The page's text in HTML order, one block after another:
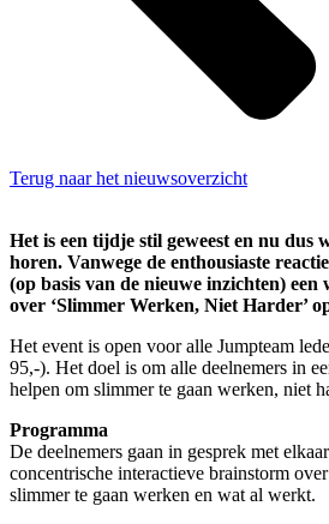
Terug naar het nieuwsoverzicht
Het is een tijdje stil geweest en nu dus
horen. Vanwege de enthousiaste
(op basis van de nieuwe inzichten)
over ‘Slimmer Werken, Niet Harder’
Het event is open voor alle Jumpteam
95,-). Het doel is om alle deelnemers in
helpen om slimmer te gaan werken, niet
Programma
De deelnemers gaan in gesprek met
concentrische interactieve brainstorm
slimmer te gaan werken en wat al werkt.